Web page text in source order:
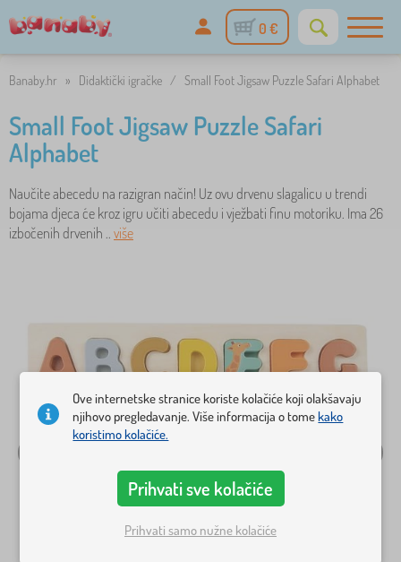
0 €
Banaby.hr » Didaktički igračke / Small Foot Jigsaw Puzzle Safari Alphabet
Small Foot Jigsaw Puzzle Safari
Alphabet
Naučite abecedu na razigran način! Uz ovu drvenu slagalicu u trendi
bojama djeca će kroz igru učiti abecedu i vježbati finu motoriku. Ima 26
izbočenih drvenih .. više
Ove internetske stranice koriste kolačiće koji olakšavaju
njihovo pregledavanje. Više informacija o tomekako
koristimo kolačiće.
Prihvati sve kolačiće
Prihvati samo nužne kolačiće